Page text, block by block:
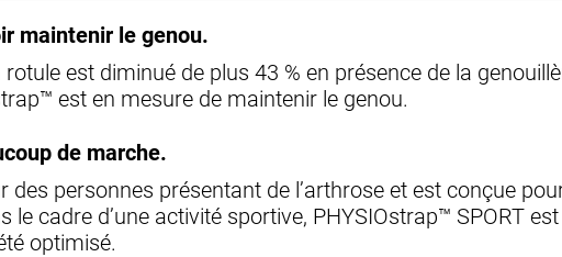
maintenir le genou.
est diminué de plus 43 % en présence de la
est en mesure de maintenir le genou.
de marche.
des personnes présentant de l’arthrose et est conçue
cadre d’une activité sportive, PHYSIOstrap™ SPORT
optimisé.